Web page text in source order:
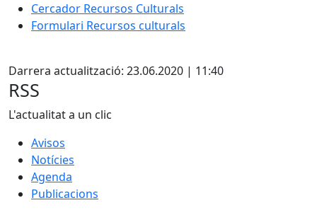
Cercador Recursos Culturals
Formulari Recursos culturals
Darrera actualització: 23.06.2020 | 11:40
RSS
L'actualitat a un clic
Avisos
Notícies
Agenda
Publicacions